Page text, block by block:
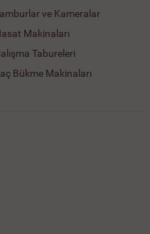
ve Kameralar
Makinaları
Tabureleri
Bükme Makinaları